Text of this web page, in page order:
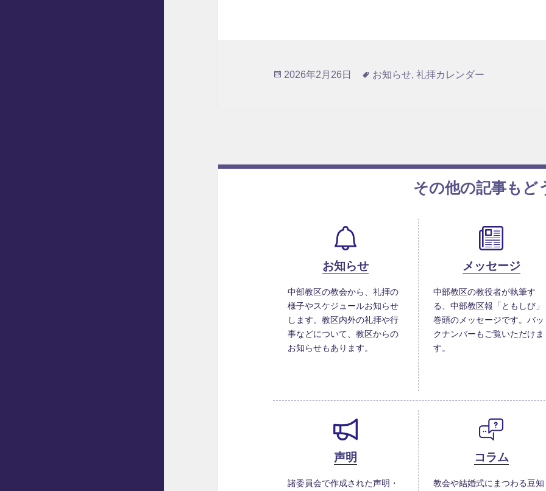
投
2026年2月26日
タ
お知らせ, 礼拝カレンダー
その他の記事もど
お知らせ
中部教区の教会から、礼拝の
様子やスケジュールお知らせ
します。教区内外の礼拝や行
事などについて、教区からの
お知らせもあります。
メッセージ
中部教区の教役者が執筆す
る、中部教区報「ともしび」
巻頭のメッセージです。バッ
クナンバーもご覧いただけま
す。
声明
諸委員会で作成された声明・
コラム
教会や結婚式にまつわる豆知